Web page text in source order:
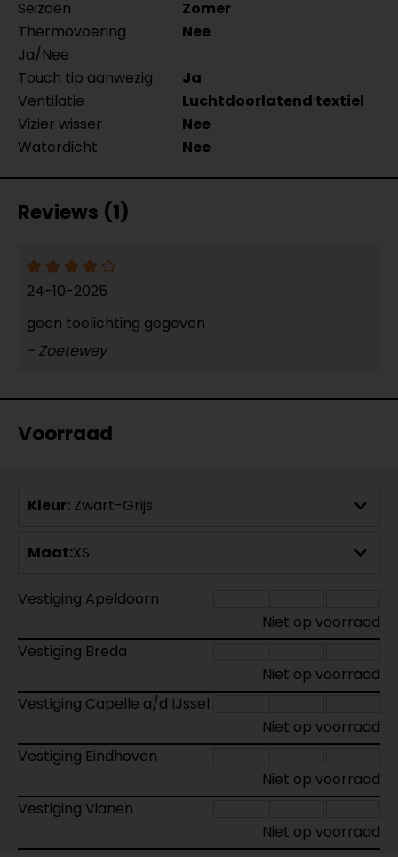
Seizoen
Zomer
Thermovoering
Ja/Nee
Nee
Touch tip aanwezig
Ja
Ventilatie
Luchtdoorlatend textiel
Vizier wisser
Nee
Waterdicht
Nee
Reviews (1)
24-10-2025
geen toelichting gegeven
- Zoetewey
Voorraad
Kleur: Zwart-Grijs
Maat:XS
Vestiging Apeldoorn
Niet op voorraad
Vestiging Breda
Niet op voorraad
Vestiging Capelle a/d IJssel
Niet op voorraad
Vestiging Eindhoven
Niet op voorraad
Vestiging Vianen
Niet op voorraad